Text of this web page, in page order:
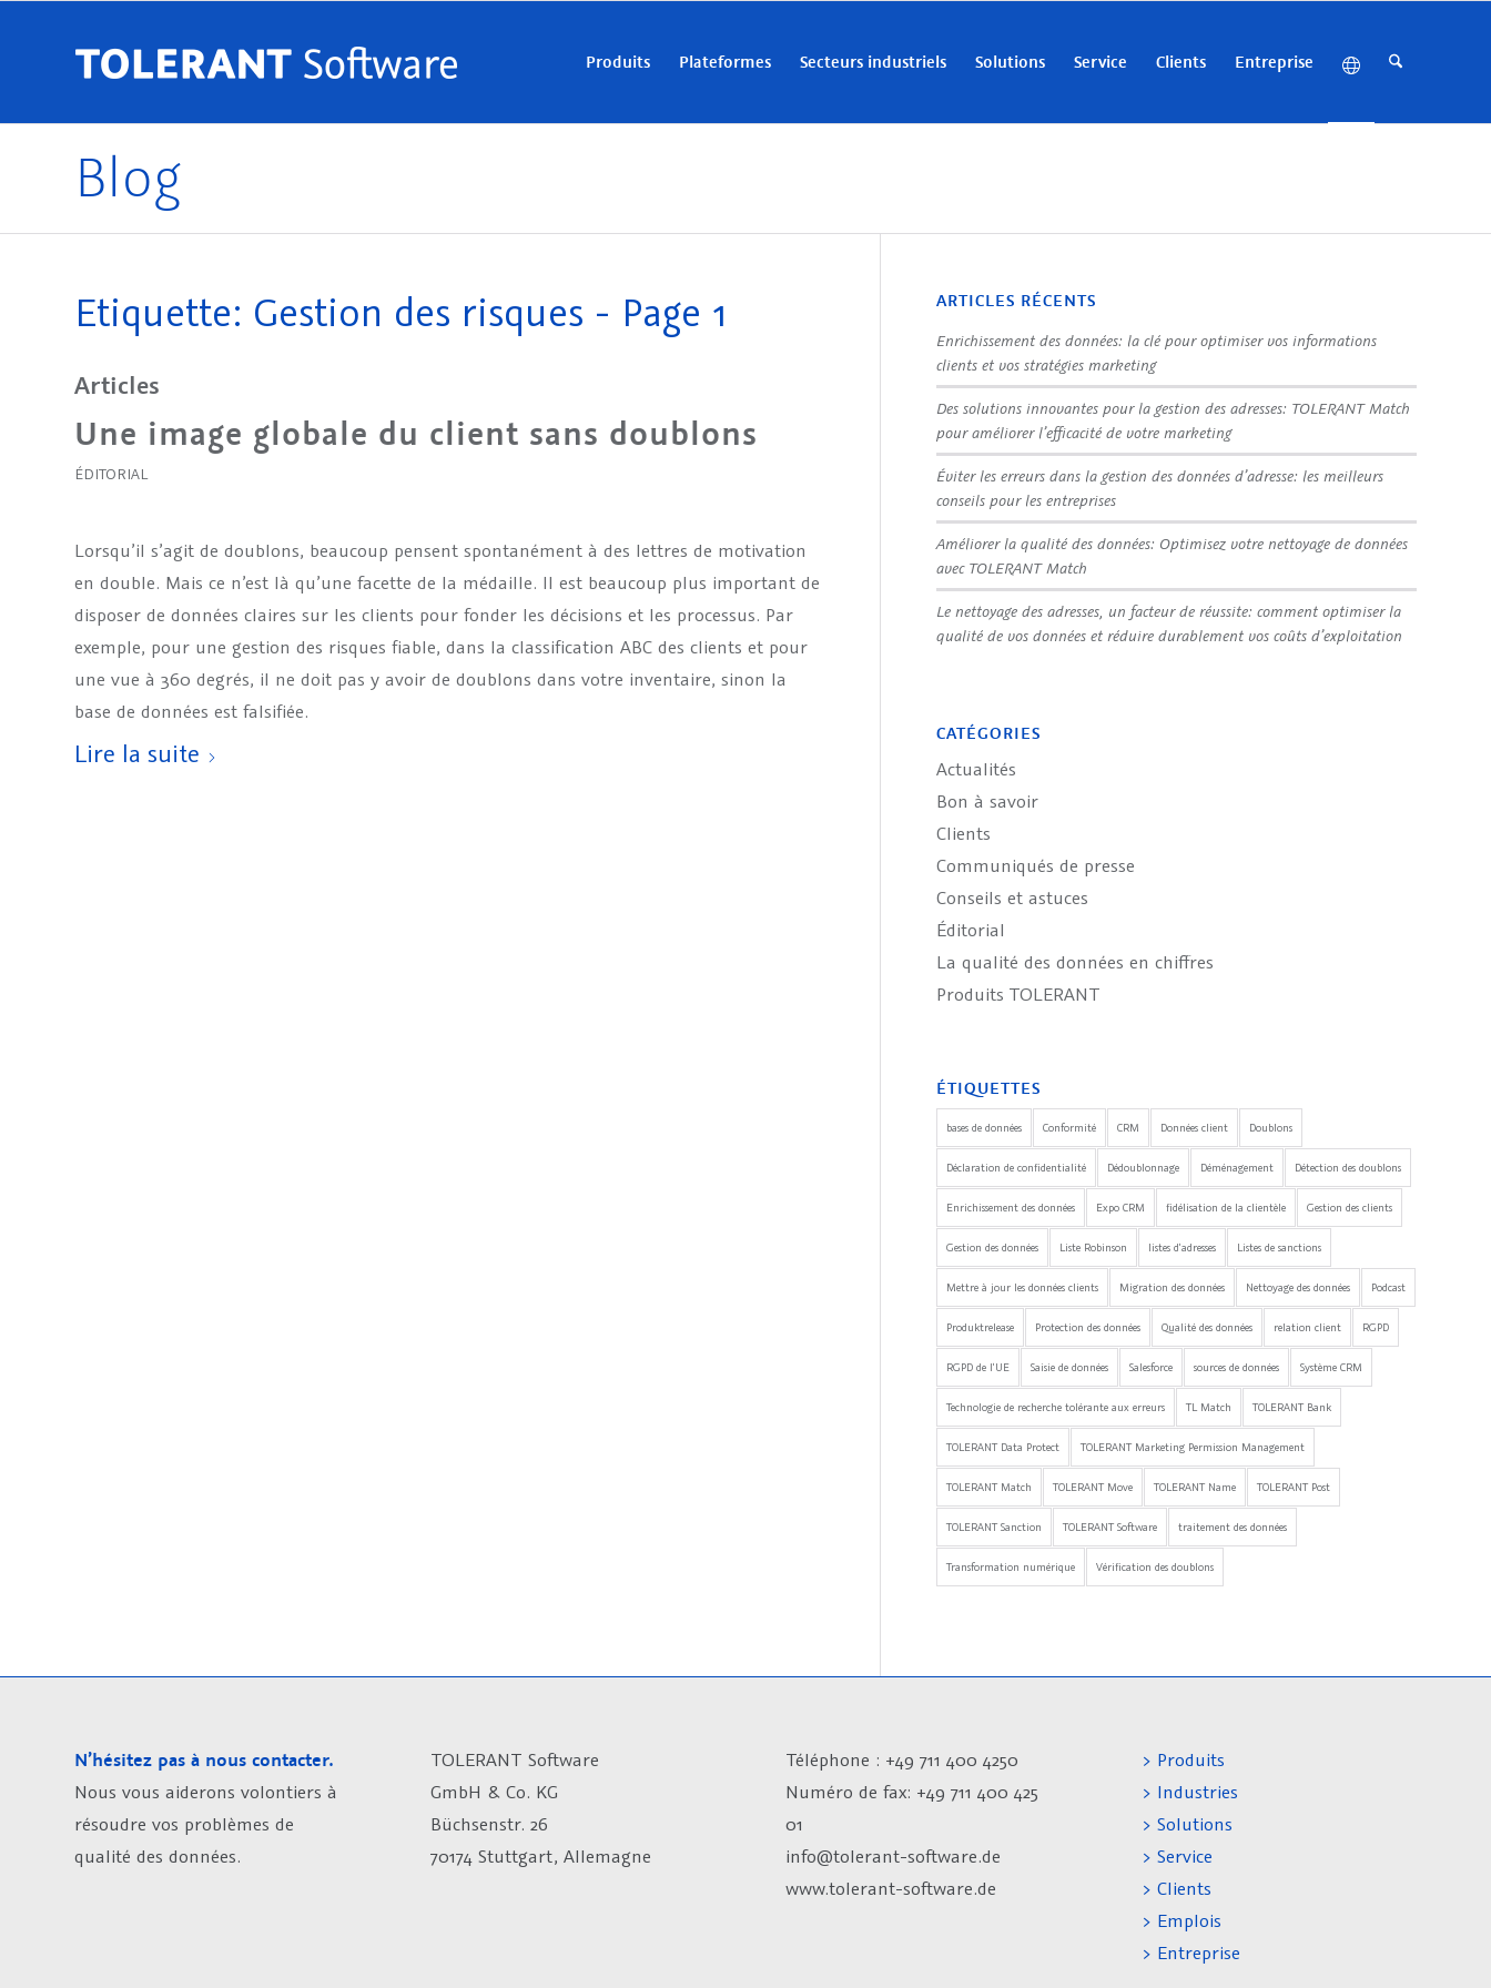
Produits Plateformes Secteurs industriels Solutions Service Clients Entreprise
Blog
Etiquette: Gestion des risques - Page 1
Articles
Une image globale du client sans doublons
ÉDITORIAL
Lorsqu’il s’agit de doublons, beaucoup pensent spontanément à des lettres de motivation
en double. Mais ce n’est là qu’une facette de la médaille. Il est beaucoup plus important de
disposer de données claires sur les clients pour fonder les décisions et les processus. Par
exemple, pour une gestion des risques fiable, dans la classification ABC des clients et pour
une vue à 360 degrés, il ne doit pas y avoir de doublons dans votre inventaire, sinon la
base de données est falsifiée.
Lire la suite
ARTICLES RÉCENTS
Enrichissement des données: la clé pour optimiser vos informations
clients et vos stratégies marketing
Des solutions innovantes pour la gestion des adresses: TOLERANT Match
pour améliorer l’efficacité de votre marketing
Éviter les erreurs dans la gestion des données d’adresse: les meilleurs
conseils pour les entreprises
Améliorer la qualité des données: Optimisez votre nettoyage de données
avec TOLERANT Match
Le nettoyage des adresses, un facteur de réussite: comment optimiser la
qualité de vos données et réduire durablement vos coûts d’exploitation
CATÉGORIES
Actualités
Bon à savoir
Clients
Communiqués de presse
Conseils et astuces
Éditorial
La qualité des données en chiffres
Produits TOLERANT
ÉTIQUETTES
bases de données Conformité CRM Données client Doublons
Déclaration de confidentialité Dédoublonnage Déménagement Détection des doublons
Enrichissement des données Expo CRM fidélisation de la clientèle Gestion des clients
Gestion des données Liste Robinson listes d'adresses Listes de sanctions
Mettre à jour les données clients Migration des données Nettoyage des données Podcast
Produktrelease Protection des données Qualité des données relation client RGPD
RGPD de l'UE Saisie de données Salesforce sources de données Système CRM
Technologie de recherche tolérante aux erreurs TL Match TOLERANT Bank
TOLERANT Data Protect TOLERANT Marketing Permission Management
TOLERANT Match TOLERANT Move TOLERANT Name TOLERANT Post
TOLERANT Sanction TOLERANT Software traitement des données
Transformation numérique Vérification des doublons
N’hésitez pas à nous contacter.
Nous vous aiderons volontiers à
résoudre vos problèmes de
qualité des données.
TOLERANT Software
GmbH & Co. KG
Büchsenstr. 26
70174 Stuttgart, Allemagne
Téléphone : +49 711 400 4250
Numéro de fax: +49 711 400 425
01
info@tolerant-software.de
www.tolerant-software.de
> Produits
> Industries
> Solutions
> Service
> Clients
> Emplois
> Entreprise